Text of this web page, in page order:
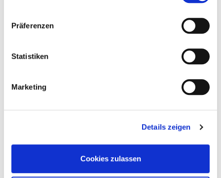
Mithilfe des Browser-Add-ons zur Deaktivierung von
Google Analytics-JavaScript (ga.js, analytics.js, dc.js)
können Website-Besucher verhindern, dass Google
Analytics deaktivieren möchten, laden Sie das Add-on
für Ihren Webbrowser herunter und installieren Sie
Präferenzen
Statistiken
Marketing
Details zeigen
Cookies zulassen
Seen und Natur
rings um den Schererhof zum Genießen ein, mit
Grünen und vielen Natureindrücken.